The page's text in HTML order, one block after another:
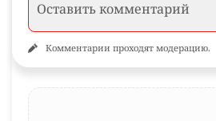
Комментарии проходят модерацию.